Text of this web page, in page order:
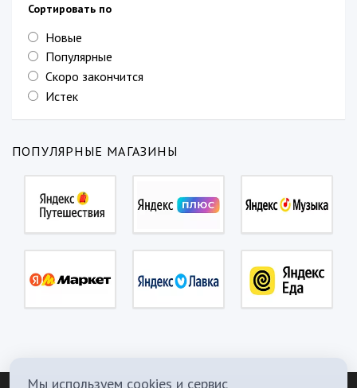
Сортировать по
Новые
Популярные
Скоро закончится
Истек
ПОПУЛЯРНЫЕ МАГАЗИНЫ
Мы используем cookies и сервис